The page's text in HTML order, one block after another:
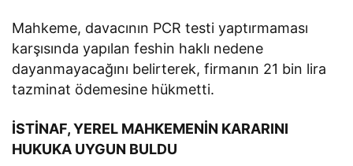
Mahkeme, davacının PCR testi yaptırmaması
karşısında yapılan feshin haklı nedene
dayanmayacağını belirterek, firmanın 21 bin lira
tazminat ödemesine hükmetti.
İSTİNAF, YEREL MAHKEMENİN KARARINI
HUKUKA UYGUN BULDU